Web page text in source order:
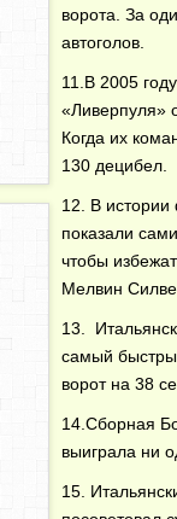
ворота. За
автоголов.
11.В 2005
«Ливерпуля»
Когда их
130 децибел.
12. В истории
показали
чтобы
Мелвин
13.
самый
ворот на 38
14.Сборная
выиграла ни
15.